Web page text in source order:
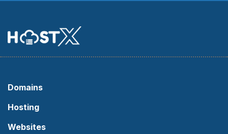
Domains
Hosting
Websites